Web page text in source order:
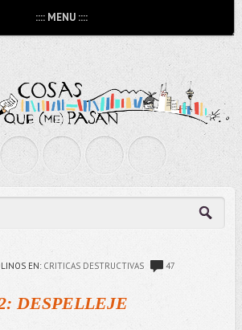
:::: MENU ::::
EN: CRITICAS DESTRUCTIVAS
47
DESPELLEJE